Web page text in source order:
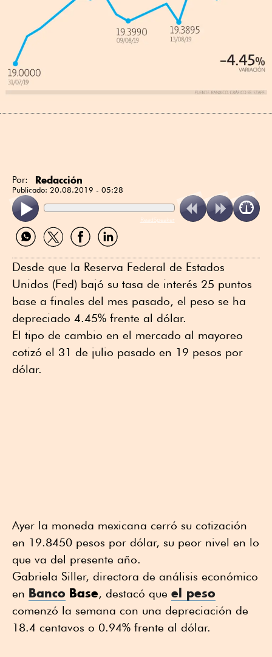
Por: Redacción
Publicado: 20.08.2019 - 05:28
ReadSpeaker
Compartir
por
Compartir
por
Compartir
por
Compartir
por
Desde que la Reserva Federal de Estados
Unidos (Fed) bajó su tasa de interés 25 puntos
base a finales del mes pasado, el peso se ha
depreciado 4.45% frente al dólar.
El tipo de cambio en el mercado al mayoreo
cotizó el 31 de julio pasado en 19 pesos por
dólar.
Ayer la moneda mexicana cerró su cotización
en 19.8450 pesos por dólar, su peor nivel en lo
que va del presente año.
Gabriela Siller, directora de análisis económico
en Banco Base, destacó que el peso
comenzó la semana con una depreciación de
18.4 centavos o 0.94% frente al dólar.